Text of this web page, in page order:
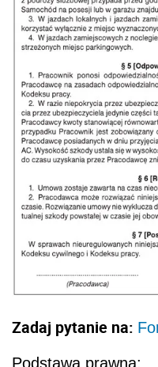
Zadaj pytanie na:
Podstawa prawna: